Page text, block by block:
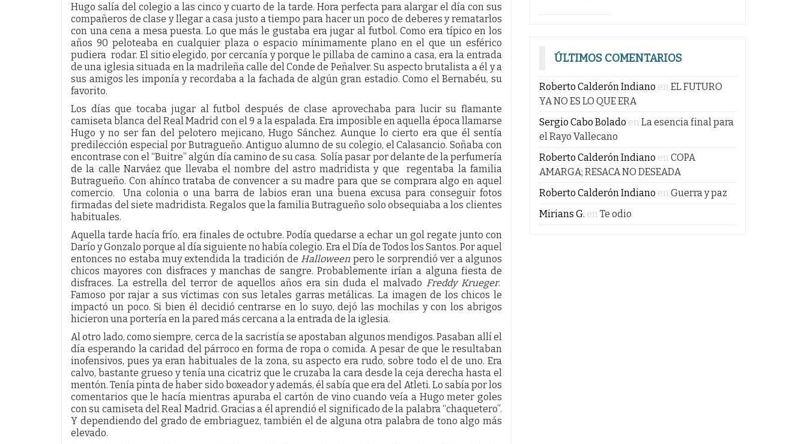
Hugo salía del colegio a las cinco y cuarto de la tarde. Hora perfecta para alargar el día con sus
compañeros de clase y llegar a casa justo a tiempo para hacer un poco de deberes y rematarlos
con una cena a mesa puesta. Lo que más le gustaba era jugar al futbol. Como era típico en los
años 90 peloteaba en cualquier plaza o espacio mínimamente plano en el que un esférico
pudiera rodar. El sitio elegido, por cercanía y porque le pillaba de camino a casa, era la entrada
de una iglesia situada en la madrileña calle del Conde de Peñalver. Su aspecto brutalista a él y a
sus amigos les imponía y recordaba a la fachada de algún gran estadio. Como el Bernabéu, su
favorito.
Los días que tocaba jugar al futbol después de clase aprovechaba para lucir su flamante
camiseta blanca del Real Madrid con el 9 a la espalada. Era imposible en aquella época llamarse
Hugo y no ser fan del pelotero mejicano, Hugo Sánchez. Aunque lo cierto era que él sentía
predilección especial por Butragueño. Antiguo alumno de su colegio, el Calasancio. Soñaba con
encontrase con el “Buitre” algún día camino de su casa. Solía pasar por delante de la perfumería
de la calle Narváez que llevaba el nombre del astro madridista y que regentaba la familia
Butragueño. Con ahínco trataba de convencer a su madre para que se comprara algo en aquel
comercio. Una colonia o una barra de labios eran una buena excusa para conseguir fotos
firmadas del siete madridista. Regalos que la familia Butragueño solo obsequiaba a los clientes
habituales.
Aquella tarde hacía frío, era finales de octubre. Podía quedarse a echar un gol regate junto con
Darío y Gonzalo porque al día siguiente no había colegio. Era el Día de Todos los Santos. Por aquel
entonces no estaba muy extendida la tradición de Halloweenpero le sorprendió ver a algunos
chicos mayores con disfraces y manchas de sangre. Probablemente irían a alguna fiesta de
disfraces. La estrella del terror de aquellos años era sin duda el malvado Freddy Krueger.
Famoso por rajar a sus víctimas con sus letales garras metálicas. La imagen de los chicos le
impactó un poco. Si bien él decidió centrarse en lo suyo, dejó las mochilas y con los abrigos
hicieron una portería en la pared más cercana a la entrada de la iglesia.
Al otro lado, como siempre, cerca de la sacristía se apostaban algunos mendigos. Pasaban allí el
día esperando la caridad del párroco en forma de ropa o comida. A pesar de que le resultaban
inofensivos, pues ya eran habituales de la zona, su aspecto era rudo, sobre todo el de uno. Era
calvo, bastante grueso y tenía una cicatriz que le cruzaba la cara desde la ceja derecha hasta el
mentón. Tenía pinta de haber sido boxeador y además, él sabía que era del Atleti. Lo sabía por los
comentarios que le hacía mientras apuraba el cartón de vino cuando veía a Hugo meter goles
con su camiseta del Real Madrid. Gracias a él aprendió el significado de la palabra “chaquetero”.
Y dependiendo del grado de embriaguez, también el de alguna otra palabra de tono algo más
elevado.
ÚLTIMOS COMENTARIOS
Roberto Calderón Indiano en EL FUTURO
YA NO ES LO QUE ERA
Sergio Cabo Bolado en La esencia final para
el Rayo Vallecano
Roberto Calderón Indiano en COPA
AMARGA; RESACA NO DESEADA
Roberto Calderón Indiano en Guerra y paz
Mirians G. en Te odio